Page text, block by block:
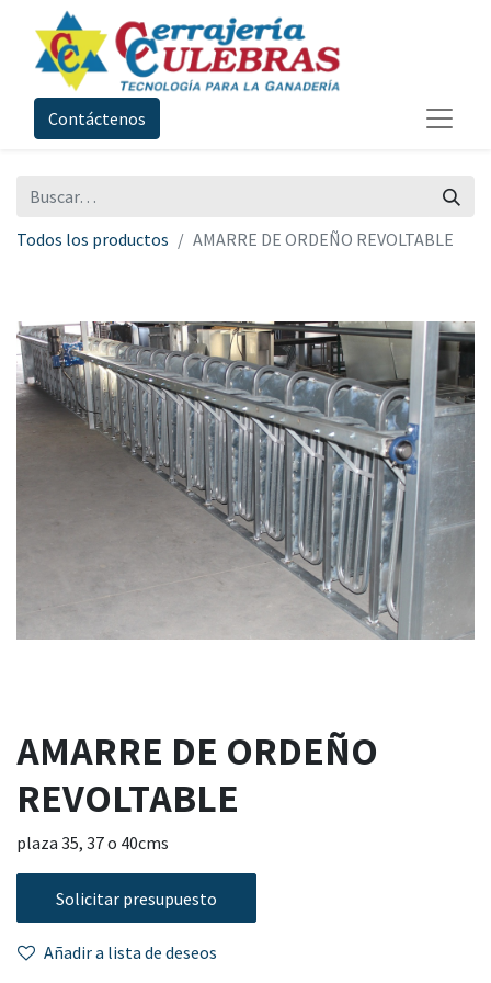
Contáctenos
Todos los productos AMARRE DE ORDEÑO REVOLTABLE
AMARRE DE ORDEÑO
REVOLTABLE
plaza 35, 37 o 40cms
Solicitar presupuesto
Añadir a lista de deseos